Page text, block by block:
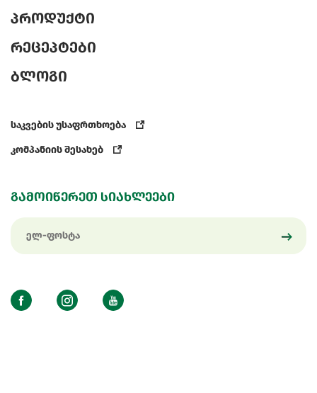
პროდუქტი
რეცეპტები
ბლოგი
საკვების უსაფრთხოება
კომპანიის შესახებ
გამოიწერეთ სიახლეები